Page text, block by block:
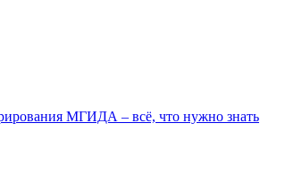
МГИДА – всё, что нужно знать